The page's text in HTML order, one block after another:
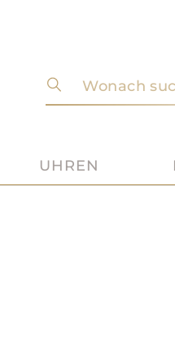
Wonach
UHREN